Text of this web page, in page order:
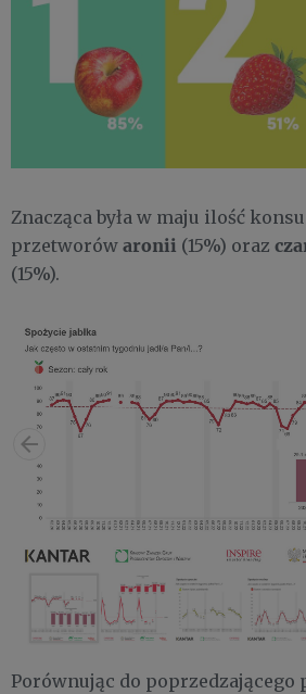
Znacząca była w maju ilość
przetworów aronii (15%) oraz
(15%).
Porównując do poprzedzającego